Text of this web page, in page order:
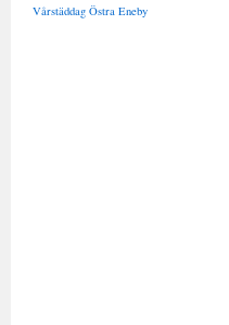
Vårstäddag Östra Eneby